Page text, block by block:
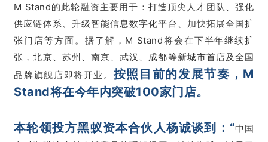
M Stand的此轮融资主要用于：打造顶尖人才团队、强化
供应链体系、升级智能信息数字化平台、加快拓展全国扩
张门店等方面。据了解，M Stand将会在下半年继续扩
张，北京、苏州、南京、武汉、成都等新城市首店及全国
品牌旗舰店即将开业。 按照目前的发展节奏，M
Stand将在今年内突破100家门店。
本轮领投方黑蚁资本合伙人杨诚谈到：“中国